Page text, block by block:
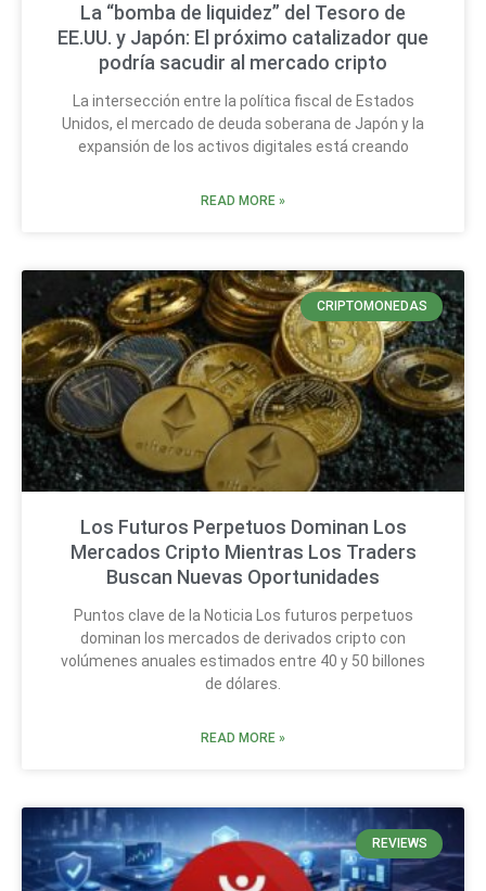
La “bomba de liquidez” del Tesoro de
EE.UU. y Japón: El próximo catalizador que
podría sacudir al mercado cripto
La intersección entre la política fiscal de Estados
Unidos, el mercado de deuda soberana de Japón y la
expansión de los activos digitales está creando
READ MORE »
CRIPTOMONEDAS
Los Futuros Perpetuos Dominan Los
Mercados Cripto Mientras Los Traders
Buscan Nuevas Oportunidades
Puntos clave de la Noticia Los futuros perpetuos
dominan los mercados de derivados cripto con
volúmenes anuales estimados entre 40 y 50 billones
de dólares.
READ MORE »
REVIEWS